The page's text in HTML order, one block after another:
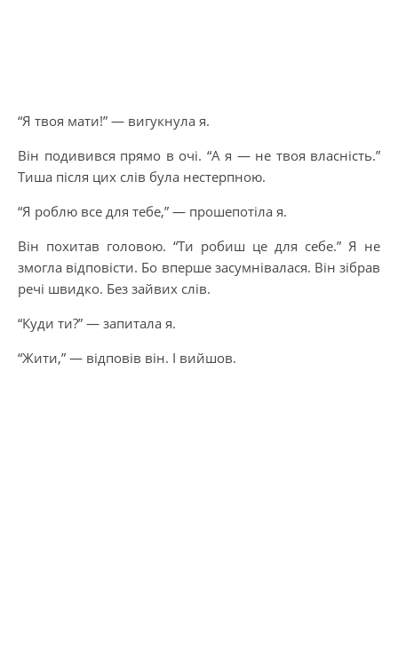
“Я твоя мати!” — вигукнула я.
Він подивився прямо в очі. “А я — не твоя власність.”
Тиша після цих слів була нестерпною.
“Я роблю все для тебе,” — прошепотіла я.
Він похитав головою. “Ти робиш це для себе.” Я не
змогла відповісти. Бо вперше засумнівалася. Він зібрав
речі швидко. Без зайвих слів.
“Куди ти?” — запитала я.
“Жити,” — відповів він. І вийшов.